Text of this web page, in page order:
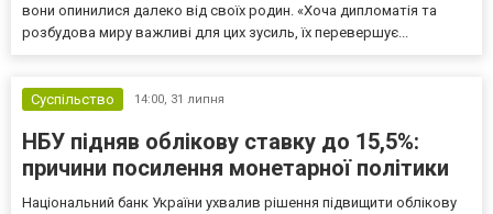
вони опинилися далеко від своїх родин. «Хоча дипломатія та
розбудова миру важливі для цих зусиль, їх перевершує...
Суспільство 14:00, 31 липня
НБУ підняв облікову ставку до 15,5%:
причини посилення монетарної політики
Національний банк України ухвалив рішення підвищити облікову